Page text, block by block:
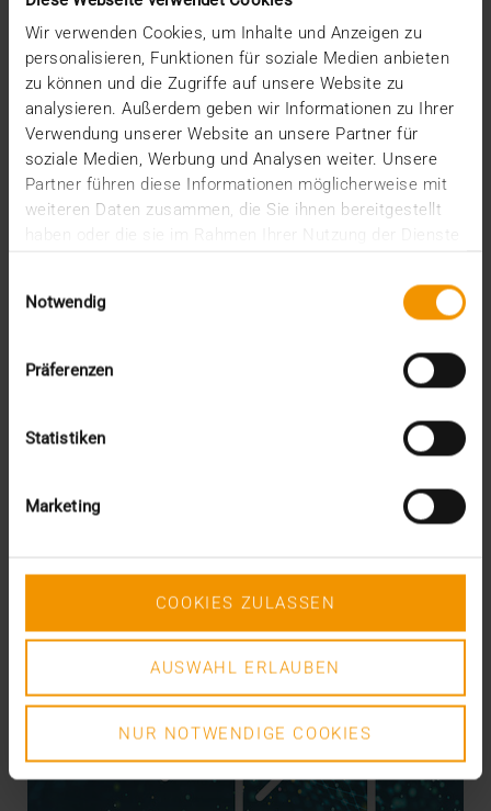
Wir verwenden Cookies, um Inhalte und Anzeigen zu
personalisieren, Funktionen für soziale Medien anbieten
zu können und die Zugriffe auf unsere Website zu
analysieren. Außerdem geben wir Informationen zu Ihrer
Verwendung unserer Website an unsere Partner für
soziale Medien, Werbung und Analysen weiter. Unsere
Partner führen diese Informationen möglicherweise mit
weiteren Daten zusammen, die Sie ihnen bereitgestellt
haben oder die sie im Rahmen Ihrer Nutzung der Dienste
Notwendig
Präferenzen
Statistiken
Marketing
COOKIES ZULASSEN
AUSWAHL ERLAUBEN
NUR NOTWENDIGE COOKIES
XDS ou XDM : telle est la question !
santé, les…
SVEN LÜTTMANN